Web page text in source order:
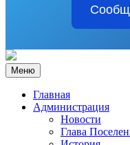
Меню
Главная
Администрация
Новости
Глава